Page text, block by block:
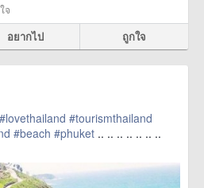
จ
อยากไป ถูกใจ
#lovethailand #tourismthailand
#beach #phuket .. .. .. .. .. .. ..
th/image/location/201084>